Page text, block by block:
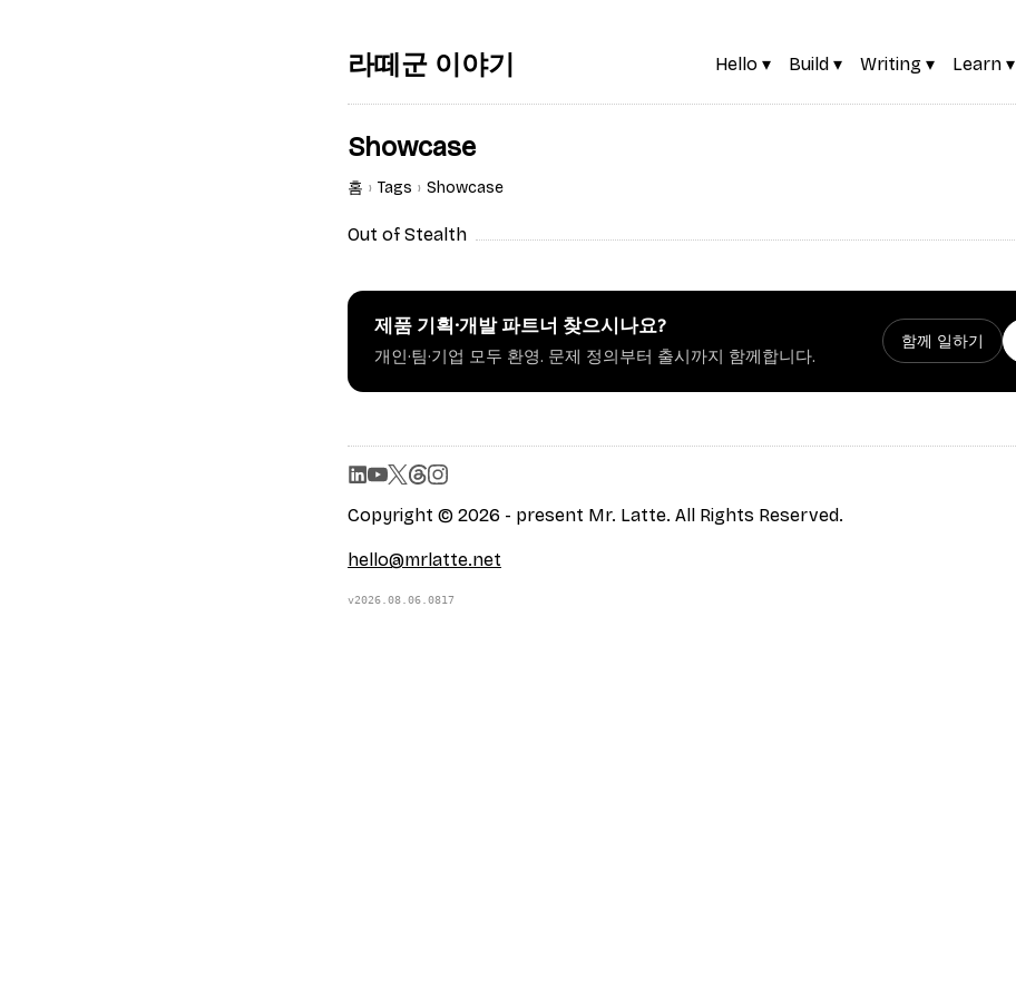
라떼군 이야기 Hello ▾ Build ▾ Writing ▾ Learn ▾
Showcase
홈 Tags Showcase
Out of Stealth
제품 기획·개발 파트너 찾으시나요?
개인·팀·기업 모두 환영. 문제 정의부터 출시까지 함께합니다.
함께 일하기
Copyright © 2026 - present Mr. Latte. All Rights Reserved.
hello@mrlatte.net
v2026.08.06.0817